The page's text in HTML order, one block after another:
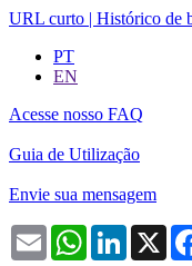
URL curto | Histórico de
PT
EN
Acesse nosso FAQ
Guia de Utilização
Envie sua mensagem
Email WhatsAppLinkedIn
X